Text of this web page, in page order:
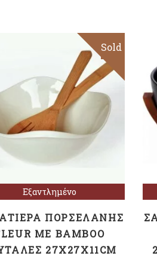
Εξαντλημένο
Sold
Διαβάστε
περισσότερα
ΠΟΡΣΕΛΆΝΗΣ
ΜΕ BAMBOO
27X27X11CM